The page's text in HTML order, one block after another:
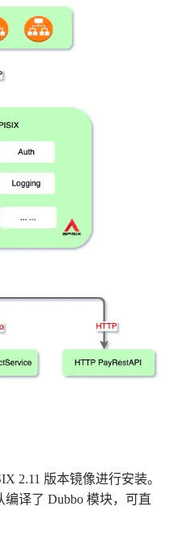
2.11 版本镜像进行安装。
编译了 Dubbo 模块，可直